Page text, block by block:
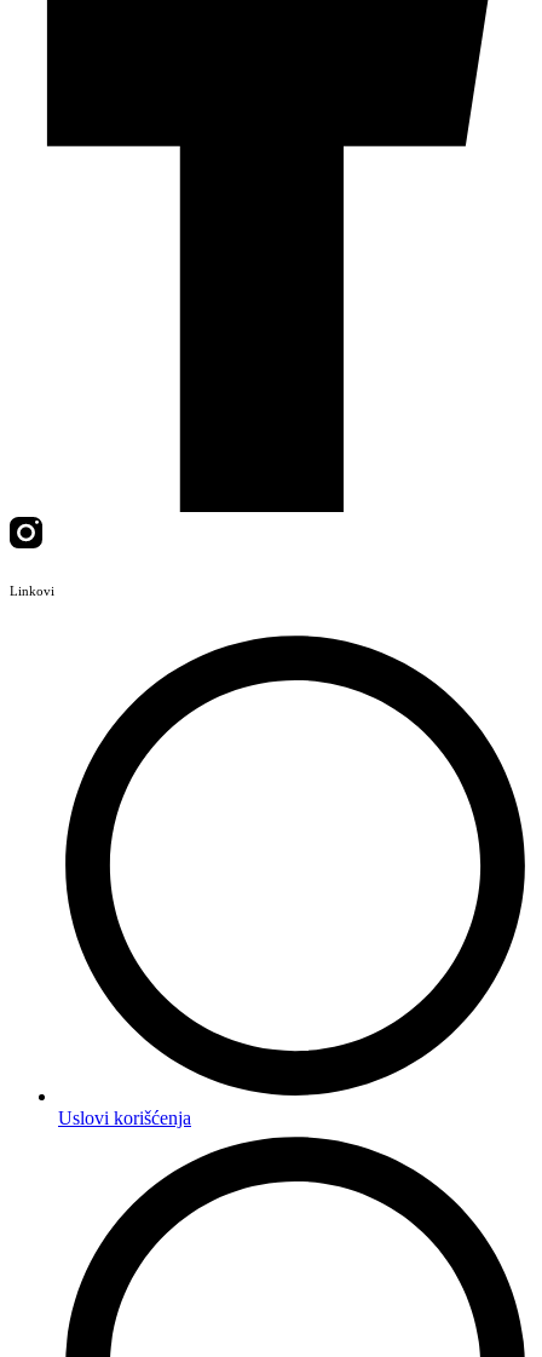
Linkovi
Uslovi korišćenja